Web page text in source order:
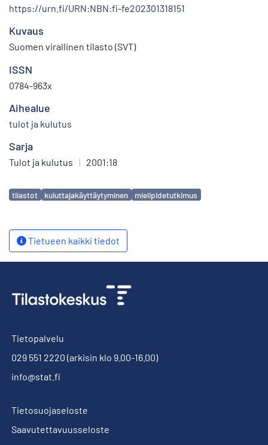
https://urn.fi/URN:NBN:fi-fe202301318151
Kuvaus
Suomen virallinen tilasto (SVT)
ISSN
0784-963x
Aihealue
tulot ja kulutus
Sarja
Tulot ja kulutus | 2001:18
Avainsanat
tilastot kuluttajakäyttäytyminen mielipidetutkimus
Tietueen kaikki tiedot
Tietopalvelu
029 551 2220 (arkisin klo 9.00-16.00)
info@stat.fi
Tietosuojaseloste
Saavutettavuusseloste